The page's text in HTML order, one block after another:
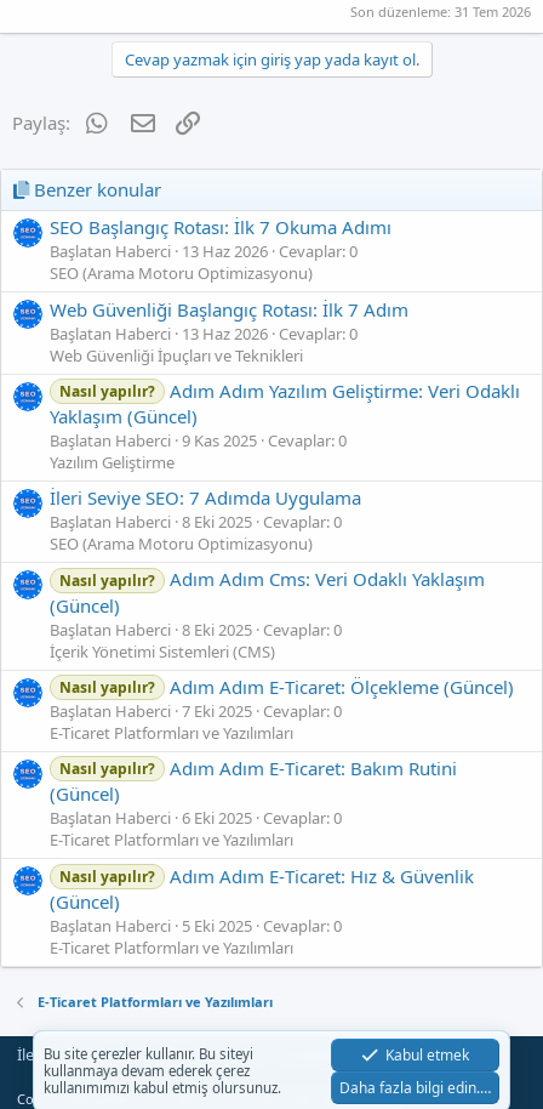
Son düzenleme: 31 Tem 2026
Cevap yazmak için giriş yap yada kayıt ol.
Paylaş: WhatsApp
E-posta
Benzer konular
SEO Başlangıç Rotası: İlk 7 Okuma Adımı
Başlatan Haberci 13 Haz 2026 Cevaplar: 0
SEO (Arama Motoru Optimizasyonu)
Web Güvenliği Başlangıç Rotası: İlk 7 Adım
Başlatan Haberci 13 Haz 2026 Cevaplar: 0
Web Güvenliği İpuçları ve Teknikleri
Nasıl yapılır?
Adım Adım Yazılım Geliştirme: Veri Odaklı
Yaklaşım (Güncel)
Başlatan Haberci 9 Kas 2025 Cevaplar: 0
Yazılım Geliştirme
İleri Seviye SEO: 7 Adımda Uygulama
Başlatan Haberci 8 Eki 2025 Cevaplar: 0
SEO (Arama Motoru Optimizasyonu)
Nasıl yapılır?
Adım Adım Cms: Veri Odaklı Yaklaşım
(Güncel)
Başlatan Haberci 8 Eki 2025 Cevaplar: 0
İçerik Yönetimi Sistemleri (CMS)
Nasıl yapılır? Adım Adım E‑Ticaret: Ölçekleme (Güncel)
Başlatan Haberci 7 Eki 2025 Cevaplar: 0
E-Ticaret Platformları ve Yazılımları
Nasıl yapılır?
Adım Adım E‑Ticaret: Bakım Rutini
(Güncel)
Başlatan Haberci 6 Eki 2025 Cevaplar: 0
E-Ticaret Platformları ve Yazılımları
Nasıl yapılır?
Adım Adım E‑Ticaret: Hız & Güvenlik
(Güncel)
Başlatan Haberci 5 Eki 2025 Cevaplar: 0
E-Ticaret Platformları ve Yazılımları
E-Ticaret Platformları ve Yazılımları
İletişim Şartlar Gizlilik Yardım
R
S
S
Community platform by XenForo® © 2010-2023 XenForo Ltd.
Bu site çerezler kullanır. Bu siteyi
kullanmaya devam ederek çerez
kullanımımızı kabul etmiş olursunuz.
Kabul etmek
Daha fazla bilgi edin.…